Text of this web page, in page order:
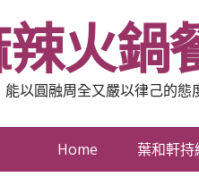
火鍋
以圓融周全又嚴以律己的
Home 葉和軒持